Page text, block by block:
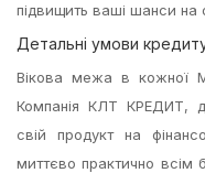
підвищить ваші шанси на
Детальнi умови
Вікова межа в кожної
Компанія КЛТ КРЕДИТ,
свій продукт на
миттєво практично всім